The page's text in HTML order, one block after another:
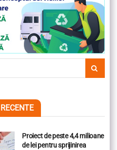
Proiect de peste 4,4 milioane
de lei pentru sprijinirea